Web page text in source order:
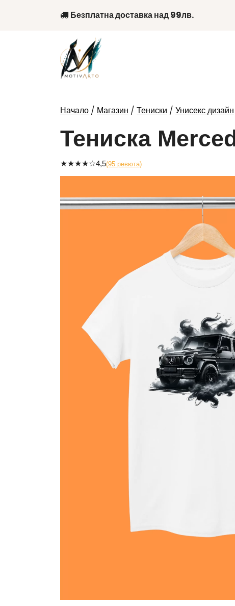
Безплатна доставка над 99лв.
Начало / Магазин / Тениски / Унисекс дизайн
Тениска
★★★★☆4,5(95 ревюта)